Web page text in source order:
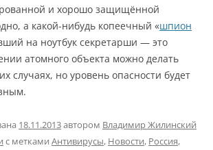
и хорошо защищённой
а какой-нибудь копеечный «шпион
на ноутбук секретарши — это
атомного объекта можно делать
случаях, но уровень опасности будет
18.11.2013автором Владимир Жилинский
с метками Антивирусы, Новости, Россия,